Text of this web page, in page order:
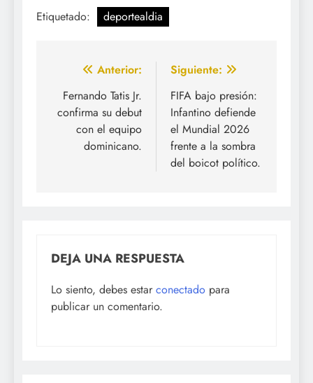
Etiquetado: deportealdia
Navegación
de
entradas
Anterior:
Fernando Tatis Jr.
confirma su debut
con el equipo
dominicano.
Siguiente:
FIFA bajo presión:
Infantino defiende
el Mundial 2026
frente a la sombra
del boicot político.
DEJA UNA RESPUESTA
Lo siento, debes estar conectado para
publicar un comentario.